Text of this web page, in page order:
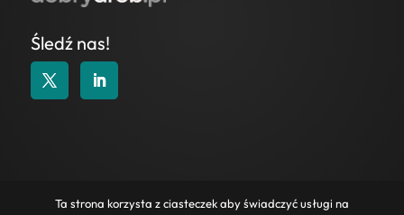
Śledź nas!
KONTAKT POLITYKA COOKIES |
POLITYKA
Ta strona korzysta z ciasteczek aby świadczyć usługi na